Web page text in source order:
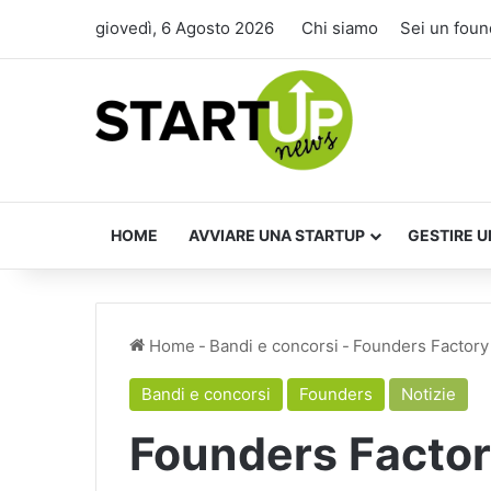
giovedì, 6 Agosto 2026 Chi siamo Sei un
HOME AVVIARE UNA STARTUP GESTIRE
Home - Bandi e concorsi - Founders
Bandi e concorsi Founders Notizie
Founders